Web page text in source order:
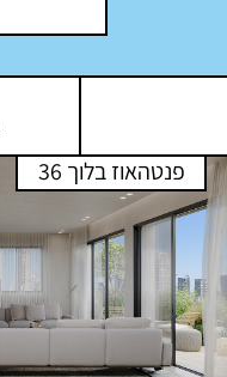
פנטהאוז בלוך 36